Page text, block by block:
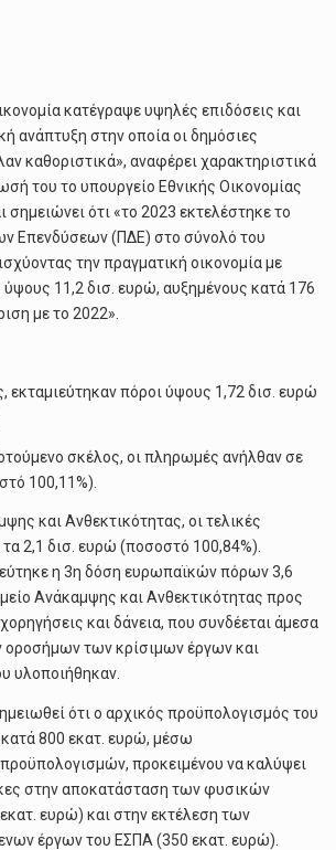
κατέγραψε υψηλές επιδόσεις και
ανάπτυξη στην οποία οι δημόσιες
καθοριστικά», αναφέρει χαρακτηριστικά
του το υπουργείο Εθνικής Οικονομίας
σημειώνει ότι «το 2023 εκτελέστηκε το
Επενδύσεων (ΠΔΕ) στο σύνολό του
την πραγματική οικονομία με
11,2 δισ. ευρώ, αυξημένους κατά 176
με το 2022».
εκταμιεύτηκαν πόροι ύψους 1,72 δισ. ευρώ
σκέλος, οι πληρωμές ανήλθαν σε
100,11%).
και Ανθεκτικότητας, οι τελικές
2,1 δισ. ευρώ (ποσοστό 100,84%).
η 3η δόση ευρωπαϊκών πόρων 3,6
Ανάκαμψης και Ανθεκτικότητας προς
και δάνεια, που συνδέεται άμεσα
οροσήμων των κρίσιμων έργων και
υλοποιήθηκαν.
ότι ο αρχικός προϋπολογισμός του
800 εκατ. ευρώ, μέσω
προκειμένου να καλύψει
στην αποκατάσταση των φυσικών
ευρώ) και στην εκτέλεση των
έργων του ΕΣΠΑ (350 εκατ. ευρώ).